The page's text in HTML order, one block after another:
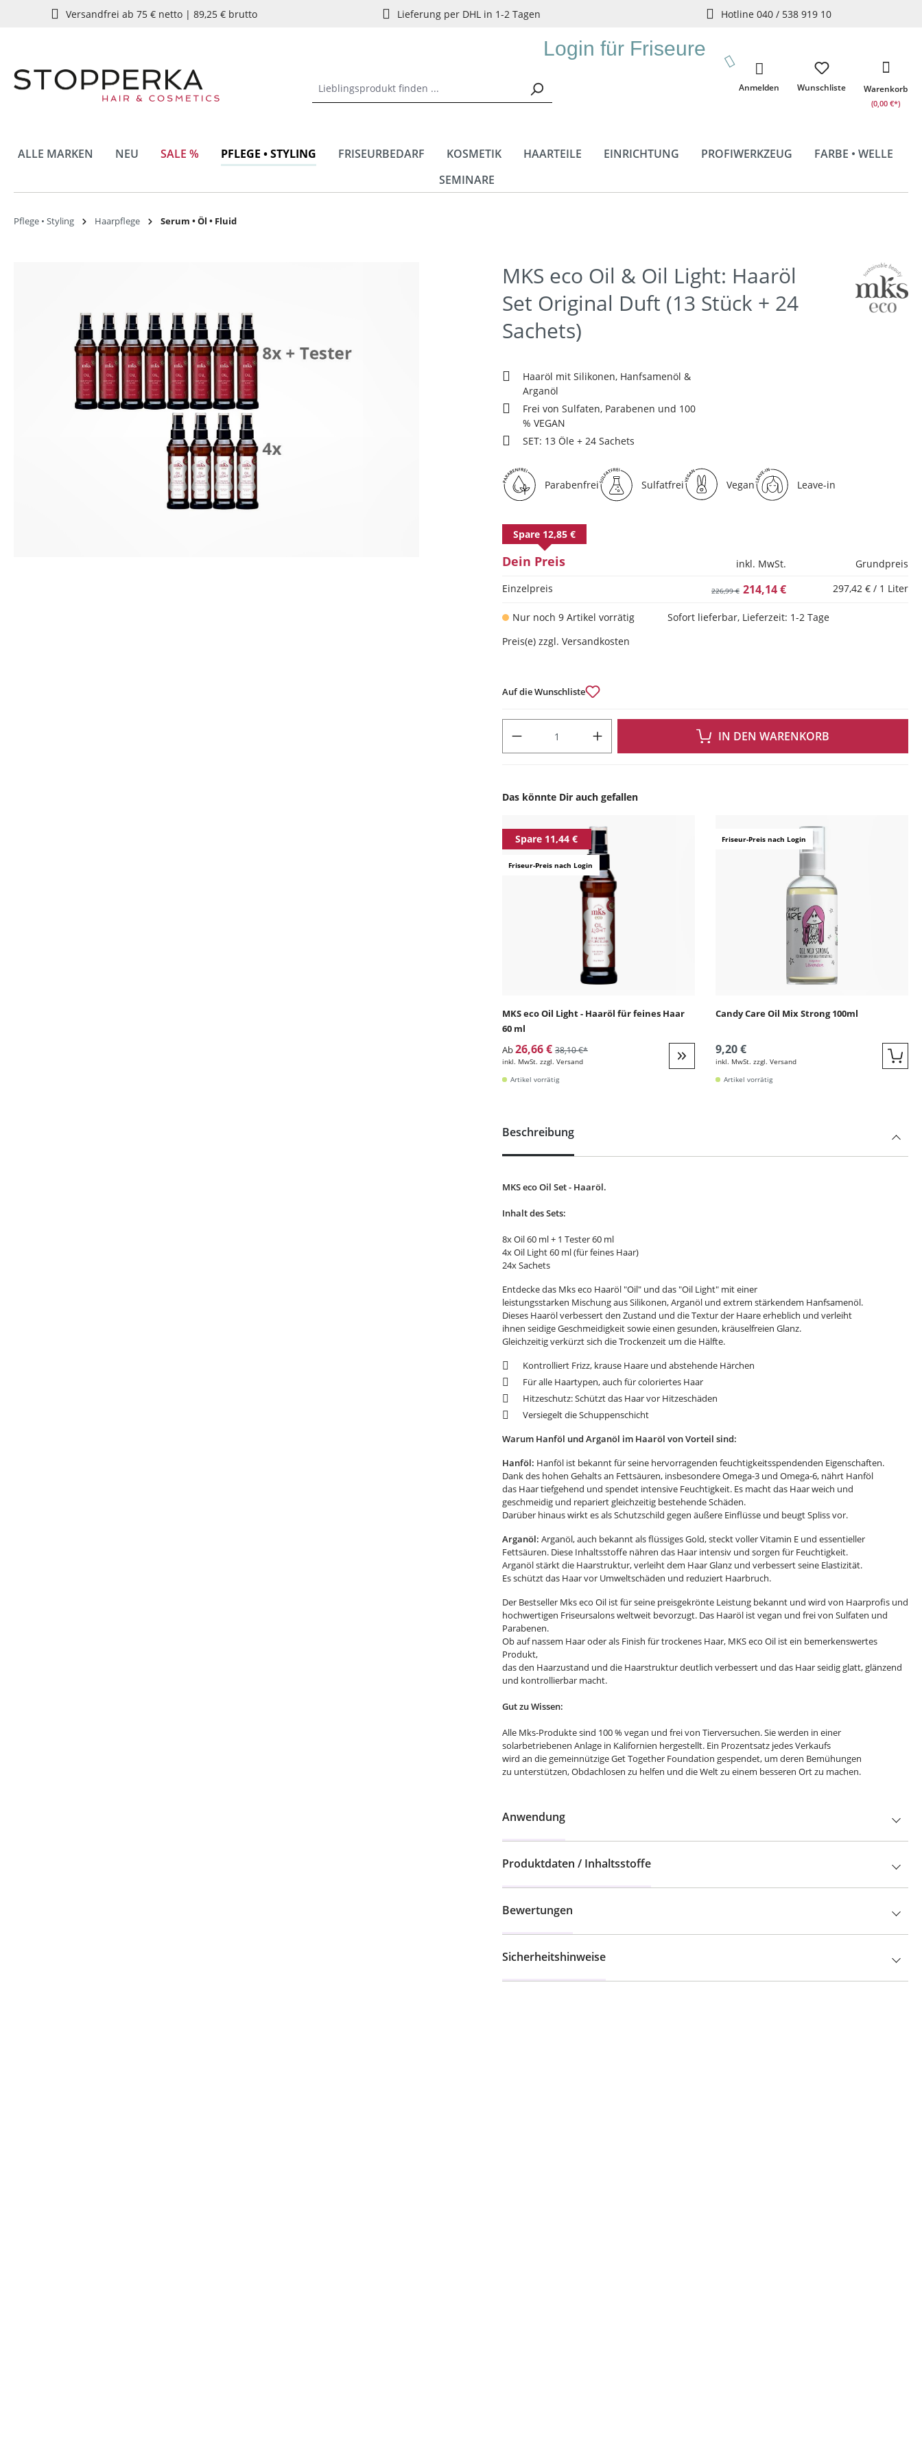
Zur Hauptnavigation springen
Versandfrei ab 75 € netto | 89,25 € brutto Lieferung per DHL in 1-2 Tagen Hotline 040 / 538 919 10
Login für Friseure
Wunschliste
Anmelden Warenkorb
(0,00 €*)
ALLE MARKEN NEU SALE % PFLEGE • STYLING FRISEURBEDARF KOSMETIK HAARTEILE EINRICHTUNG PROFIWERKZEUG
FARBE • WELLE
SEMINARE
Pflege • Styling Haarpflege Serum • Öl • Fluid
MKS eco Oil & Oil Light: Haaröl
Set Original Duft (13 Stück + 24
Sachets)
Haaröl mit Silikonen, Hanfsamenöl &
Arganöl
Frei von Sulfaten, Parabenen und 100
% VEGAN
SET: 13 Öle + 24 Sachets
Parabenfrei Sulfatfrei Vegan Leave-in
Dein Preis inkl. MwSt.
Grundpreis
Einzelpreis
214,14 €
226,99 €
Spare 12,85 €
297,42 € / 1 Liter
Nur noch 9 Artikel vorrätig
Sofort lieferbar, Lieferzeit: 1-2 Tage
Preis(e) zzgl. Versandkosten
Auf die Wunschliste
IN DEN WARENKORB
Das könnte Dir auch gefallen
Spare 11,44 €
Friseur-Preis nach Login
MKS eco Oil Light - Haaröl für feines Haar
60 ml
Ab26,66 € 38,10 €*
inkl. MwSt. zzgl. Versand Weiter zur Detail
Artikel vorrätig
Friseur-Preis nach Login
Candy Care Oil Mix Strong 100ml
9,20 €
inkl. MwSt. zzgl. Versand
Artikel vorrätig
Beschreibung
MKS eco Oil Set - Haaröl.
Inhalt des Sets:
8x Oil 60 ml + 1 Tester 60 ml
4x Oil Light 60 ml (für feines Haar)
24x Sachets
Entdecke das Mks eco Haaröl "Oil" und das "Oil Light" mit einer
leistungsstarken Mischung aus Silikonen, Arganöl und extrem stärkendem Hanfsamenöl.
Dieses Haaröl verbessert den Zustand und die Textur der Haare erheblich und verleiht
ihnen seidige Geschmeidigkeit sowie einen gesunden, kräuselfreien Glanz.
Gleichzeitig verkürzt sich die Trockenzeit um die Hälfte.
Kontrolliert Frizz, krause Haare und abstehende Härchen
Für alle Haartypen, auch für coloriertes Haar
Hitzeschutz: Schützt das Haar vor Hitzeschäden
Versiegelt die Schuppenschicht
Warum Hanföl und Arganöl im Haaröl von Vorteil sind:
Hanföl: Hanföl ist bekannt für seine hervorragenden feuchtigkeitsspendenden Eigenschaften.
Dank des hohen Gehalts an Fettsäuren, insbesondere Omega-3 und Omega-6, nährt Hanföl
das Haar tiefgehend und spendet intensive Feuchtigkeit. Es macht das Haar weich und
geschmeidig und repariert gleichzeitig bestehende Schäden.
Darüber hinaus wirkt es als Schutzschild gegen äußere Einflüsse und beugt Spliss vor.
Arganöl: Arganöl, auch bekannt als flüssiges Gold, steckt voller Vitamin E und essentieller
Fettsäuren. Diese Inhaltsstoffe nähren das Haar intensiv und sorgen für Feuchtigkeit.
Arganöl stärkt die Haarstruktur, verleiht dem Haar Glanz und verbessert seine Elastizität.
Es schützt das Haar vor Umweltschäden und reduziert Haarbruch.
Der Bestseller Mks eco Oil ist für seine preisgekrönte Leistung bekannt und wird von Haarprofis und
hochwertigen Friseursalons weltweit bevorzugt. Das Haaröl ist vegan und frei von Sulfaten und
Parabenen.
Ob auf nassem Haar oder als Finish für trockenes Haar, MKS eco Oil ist ein bemerkenswertes
Produkt,
das den Haarzustand und die Haarstruktur deutlich verbessert und das Haar seidig glatt, glänzend
und kontrollierbar macht.
Gut zu Wissen:
Alle Mks-Produkte sind 100 % vegan und frei von Tierversuchen. Sie werden in einer
solarbetriebenen Anlage in Kalifornien hergestellt. Ein Prozentsatz jedes Verkaufs
wird an die gemeinnützige Get Together Foundation gespendet, um deren Bemühungen
zu unterstützen, Obdachlosen zu helfen und die Welt zu einem besseren Ort zu machen.
Anwendung
Produktdaten / Inhaltsstoffe
Bewertungen
Sicherheitshinweise